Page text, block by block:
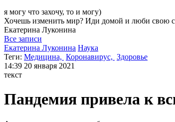
я могу что захочу, то и могу)
Хочешь изменить мир? Иди домой и люби свою
Екатерина Луконина
Все записи
Екатерина Луконина Наука
Теги: Медицина, Коронавирус, Здоровье
14:39 20 января 2021
текст
Пандемия привела к